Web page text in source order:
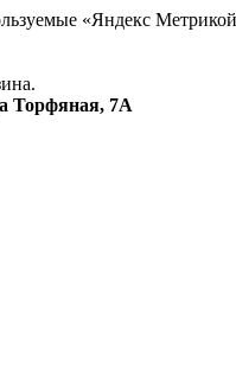
«Яндекс
Торфяная, 7А